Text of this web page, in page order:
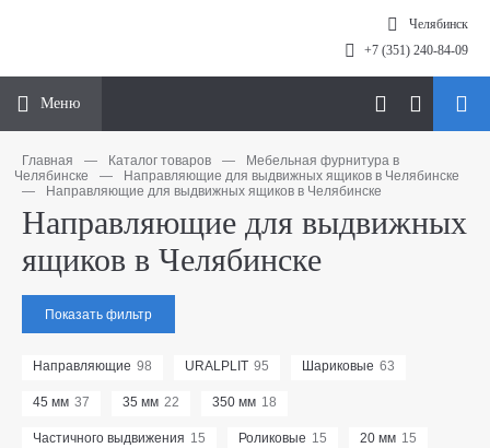
Челябинск
+7 (351) 240-84-09
Меню
Главная — Каталог товаров —
Мебельная фурнитура в
Челябинске
—
Направляющие для выдвижных ящиков в Челябинске
—
Направляющие для выдвижных ящиков в Челябинске
Направляющие для выдвижных
ящиков в Челябинске
Показать фильтр
Направляющие 98 URALPLIT 95 Шариковые 63
45 мм 37 35 мм 22 350 мм 18
Частичного выдвижения 15 Роликовые 15 20 мм 15